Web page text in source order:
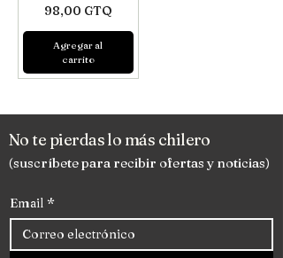
Precio
98,00 GTQ
Agregar al
carrito
No te pierdas lo más chilero
(suscríbete para recibir ofertas y noticias)
Email *